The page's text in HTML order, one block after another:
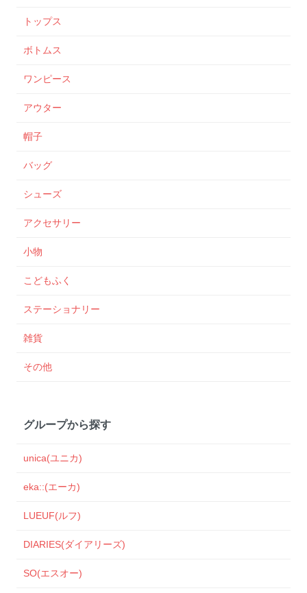
トップス
ボトムス
ワンピース
アウター
帽子
バッグ
シューズ
アクセサリー
小物
こどもふく
ステーショナリー
雑貨
その他
グループから探す
unica(ユニカ)
eka::(エーカ)
LUEUF(ルフ)
DIARIES(ダイアリーズ)
SO(エスオー)